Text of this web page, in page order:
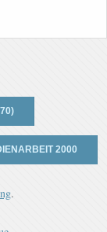
2000
.